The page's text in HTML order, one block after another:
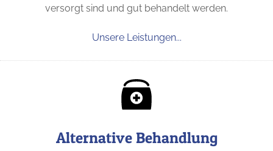
versorgt sind und gut behandelt werden.
Unsere Leistungen...
Alternative Behandlung